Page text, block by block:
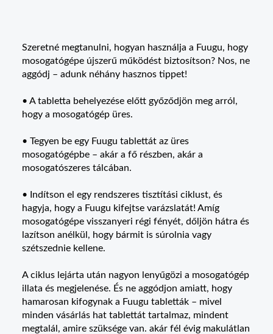
Szeretné megtanulni, hogyan használja a Fuugu, hogy
mosogatógépe újszerű működést biztosítson? Nos, ne
aggódj – adunk néhány hasznos tippet!
• A tabletta behelyezése előtt győződjön meg arról,
hogy a mosogatógép üres.
• Tegyen be egy Fuugu tablettát az üres
mosogatógépbe – akár a fő részben, akár a
mosogatószeres tálcában.
• Indítson el egy rendszeres tisztítási ciklust, és
hagyja, hogy a Fuugu kifejtse varázslatát! Amíg
mosogatógépe visszanyeri régi fényét, dőljön hátra és
lazítson anélkül, hogy bármit is súrolnia vagy
szétszednie kellene.
A ciklus lejárta után nagyon lenyűgözi a mosogatógép
illata és megjelenése. És ne aggódjon amiatt, hogy
hamarosan kifogynak a Fuugu tabletták – mivel
minden vásárlás hat tablettát tartalmaz, mindent
megtalál, amire szüksége van. akár fél évig makulátlan